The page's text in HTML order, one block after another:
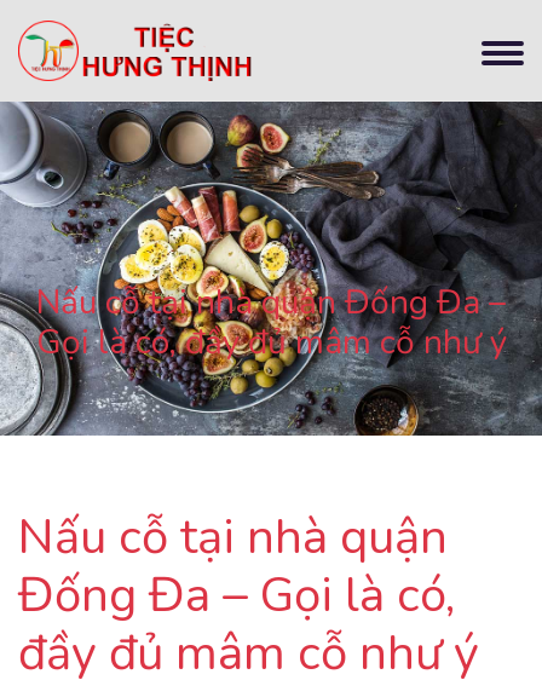
Nấu cỗ tại nhà quận Đống Đa –
Gọi là có, đầy đủ mâm cỗ như ý
Nấu cỗ tại nhà quận
Đống Đa – Gọi là có,
đầy đủ mâm cỗ như ý